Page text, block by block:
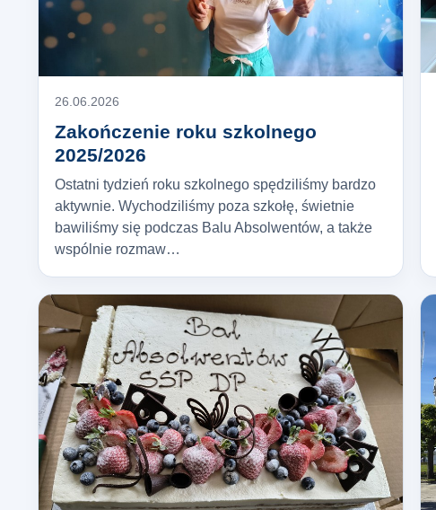
26.06.2026
Zakończenie roku szkolnego
2025/2026
Ostatni tydzień roku szkolnego spędziliśmy bardzo
aktywnie. Wychodziliśmy poza szkołę, świetnie
bawiliśmy się podczas Balu Absolwentów, a także
wspólnie rozmaw…